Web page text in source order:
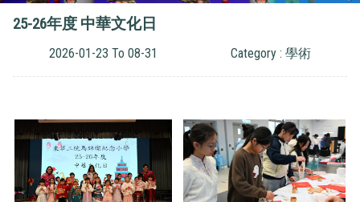
25-26年度 中華文化日
2026-01-23 To 08-31 Category : 學術